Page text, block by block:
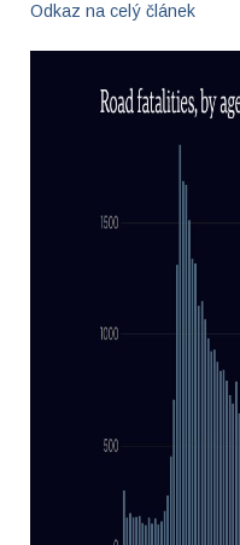
Odkaz na celý článek